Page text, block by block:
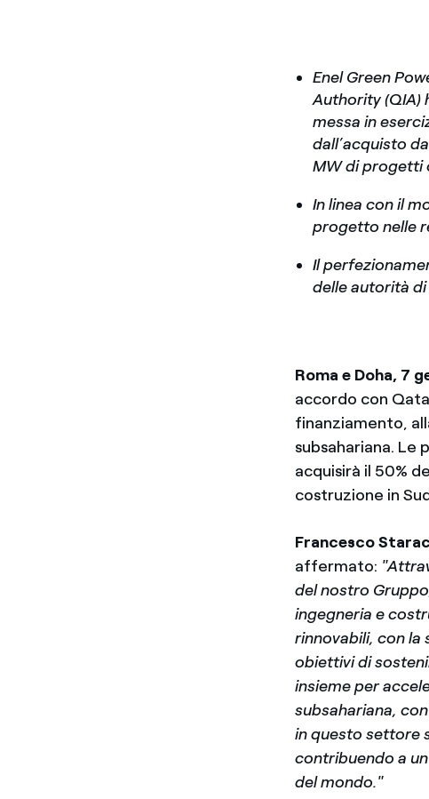
Enel Green
Authority (QIA)
messa in
dall’acquisto
MW di progetti
In linea con il
progetto nelle
Il
delle autorità
Roma e Doha, 7
accordo con
finanziamento,
subsahariana. Le
acquisirà il 50%
costruzione in
Francesco
affermato:
del nostro
ingegneria e
rinnovabili, con la
obiettivi di
insieme per
subsahariana,
in questo settore
contribuendo a
del mondo."